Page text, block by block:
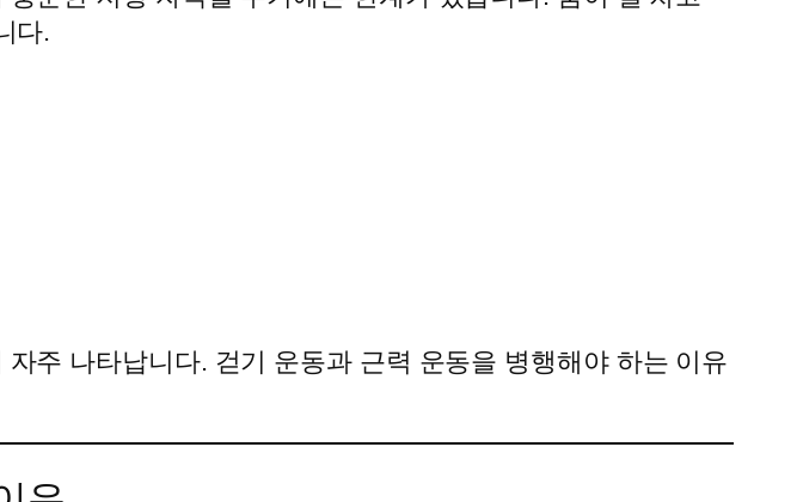
다.
자주 나타납니다. 걷기 운동과 근력 운동을 병행해야 하는 이유